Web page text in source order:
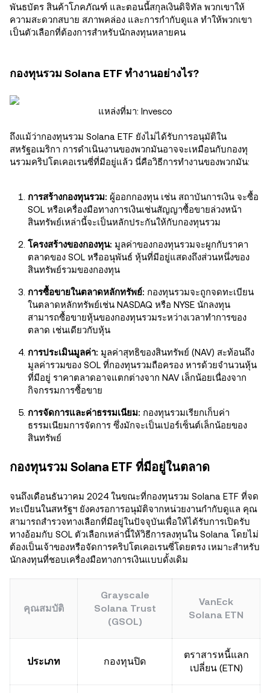
พันธบัตร สินค้าโภคภัณฑ์ และตอนนี้สกุลเงินดิจิทัล พวกเขาให้
ความสะดวกสบาย สภาพคล่อง และการกำกับดูแล ทำให้พวกเขา
เป็นตัวเลือกที่ต้องการสำหรับนักลงทุนหลายคน
กองทุนรวม Solana ETF ทำงานอย่างไร?
แหล่งที่มา: Invesco
ถึงแม้ว่ากองทุนรวม Solana ETF ยังไม่ได้รับการอนุมัติใน
สหรัฐอเมริกา การดำเนินงานของพวกมันอาจจะเหมือนกับกองทุ
นรวมคริปโตเคอเรนซี่ที่มีอยู่แล้ว นี่คือวิธีการทำงานของพวกมัน:
การสร้างกองทุนรวม: ผู้ออกกองทุน เช่น สถาบันการเงิน จะซื้อ
SOL หรือเครื่องมือทางการเงินเช่นสัญญาซื้อขายล่วงหน้า
สินทรัพย์เหล่านี้จะเป็นหลักประกันให้กับกองทุนรวม
โครงสร้างของกองทุน: มูลค่าของกองทุนรวมจะผูกกับราคา
ตลาดของ SOL หรืออนุพันธ์ หุ้นที่มีอยู่แสดงถึงส่วนหนึ่งของ
สินทรัพย์รวมของกองทุน
การซื้อขายในตลาดหลักทรัพย์: กองทุนรวมจะถูกจดทะเบียน
ในตลาดหลักทรัพย์เช่น NASDAQ หรือ NYSE นักลงทุน
สามารถซื้อขายหุ้นของกองทุนรวมระหว่างเวลาทำการของ
ตลาด เช่นเดียวกับหุ้น
การประเมินมูลค่า: มูลค่าสุทธิของสินทรัพย์ (NAV) สะท้อนถึง
มูลค่ารวมของ SOL ที่กองทุนรวมถือครอง หารด้วยจำนวนหุ้น
ที่มีอยู่ ราคาตลาดอาจแตกต่างจาก NAV เล็กน้อยเนื่องจาก
กิจกรรมการซื้อขาย
การจัดการและค่าธรรมเนียม: กองทุนรวมเรียกเก็บค่า
ธรรมเนียมการจัดการ ซึ่งมักจะเป็นเปอร์เซ็นต์เล็กน้อยของ
สินทรัพย์
กองทุนรวม Solana ETF ที่มีอยู่ในตลาด
จนถึงเดือนธันวาคม 2024 ในขณะที่กองทุนรวม Solana ETF ที่จด
ทะเบียนในสหรัฐฯ ยังคงรอการอนุมัติจากหน่วยงานกำกับดูแล คุณ
สามารถสำรวจทางเลือกที่มีอยู่ในปัจจุบันเพื่อให้ได้รับการเปิดรับ
ทางอ้อมกับ SOL ตัวเลือกเหล่านี้ให้วิธีการลงทุนใน Solana โดยไม่
ต้องเป็นเจ้าของหรือจัดการคริปโตเคอเรนซี่โดยตรง เหมาะสำหรับ
นักลงทุนที่ชอบเครื่องมือทางการเงินแบบดั้งเดิม
คุณสมบัติ
Grayscale
Solana Trust
(GSOL)
VanEck
Solana ETN
ประเภท กองทุนปิด
ตราสารหนี้แลก
เปลี่ยน (ETN)